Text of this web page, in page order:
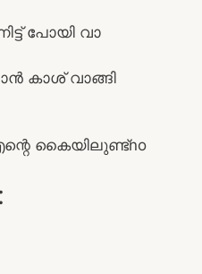
പോയി വാ
കാശ് വാങ്ങി
കൈയിലുണ്ട്no